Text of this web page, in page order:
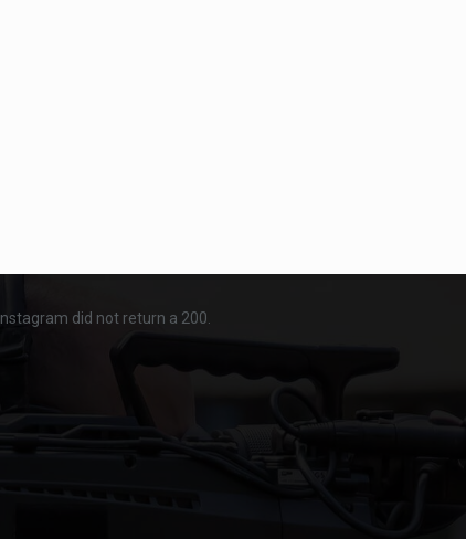
Instagram did not return a 200.